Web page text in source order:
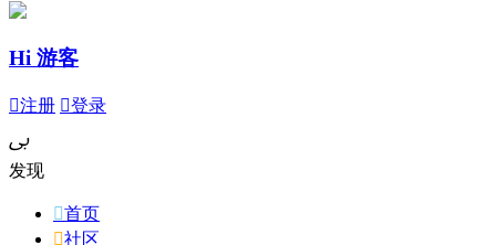
Hi 游客
注册 登录
ﰉ
发现
首页
社区